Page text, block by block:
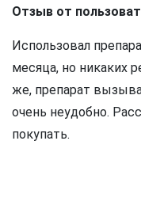
Отзыв от
Использовал
месяца, но никаких
же, препарат
очень неудобно.
покупать.